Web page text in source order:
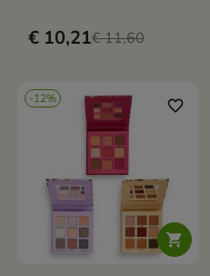
€ 10,21€ 11,60
-12%

favorite_border